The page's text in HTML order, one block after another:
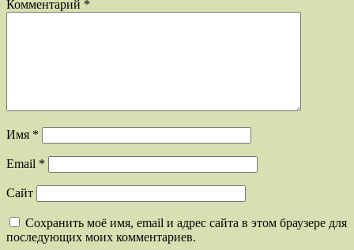
Комментарий *
Имя *
Email *
Сайт
Сохранить моё имя, email и адрес сайта в этом браузере для
последующих моих комментариев.